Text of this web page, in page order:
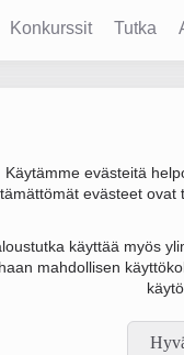
Konkurssit Tutka
Käytämme evästeitä
evästeet ovat
käyttää myös
mahdollisen
Oy
€, tulos 379 000
yhtiömuoto
Ässä Oy